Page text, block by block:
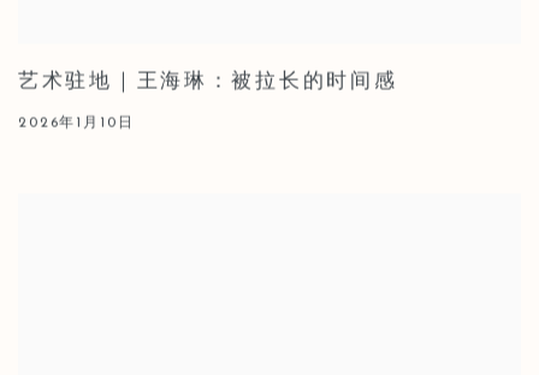
艺术驻地｜王海琳：被拉长的时间感
2026年1月10日